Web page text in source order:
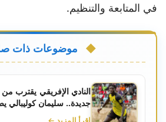
في المتابعة والتنظيم.
موضوعات ذات
النادي الإفريقي يقترب
جديدة.. سليمان كوليبالي